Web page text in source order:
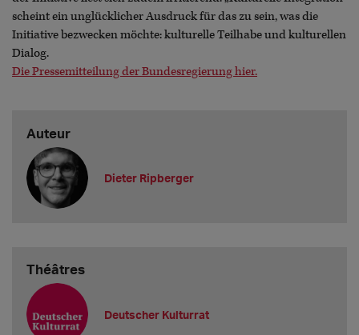
scheint ein unglücklicher Ausdruck für das zu sein, was die
Initiative bezwecken möchte: kulturelle Teilhabe und kulturellen
Dialog.
Die Pressemitteilung der Bundesregierung hier.
Auteur
Dieter Ripberger
Théâtres
Deutscher Kulturrat